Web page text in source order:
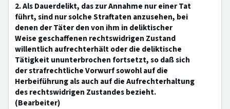
2. Als Dauerdelikt, das zur Annahme nur einer Tat
führt, sind nur solche Straftaten anzusehen, bei
denen der Täter den von ihm in deliktischer
Weise geschaffenen rechtswidrigen Zustand
willentlich aufrechterhält oder die deliktische
Tätigkeit ununterbrochen fortsetzt, so daß sich
der strafrechtliche Vorwurf sowohl auf die
Herbeiführung als auch auf die Aufrechterhaltung
des rechtswidrigen Zustandes bezieht.
(Bearbeiter)